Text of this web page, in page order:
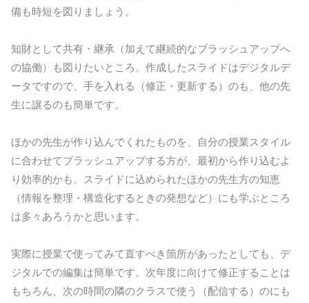
備も時短を図りましょう。
知財として共有・継承（加えて継続的なブラッシュアップへ
の協働）も図りたいところ。作成したスライドはデジタルデ
ータですので、手を入れる（修正・更新する）のも、他の先
生に譲るのも簡単です。
ほかの先生が作り込んでくれたものを、自分の授業スタイル
に合わせてブラッシュアップする方が、最初から作り込むよ
り効率的かも。スライドに込められたほかの先生方の知恵
（情報を整理・構造化するときの発想など）にも学ぶところ
は多々あろうかと思います。
実際に授業で使ってみて直すべき箇所があったとしても、デ
ジタルでの編集は簡単です。次年度に向けて修正することは
もちろん、次の時間の隣のクラスで使う（配信する）のにも